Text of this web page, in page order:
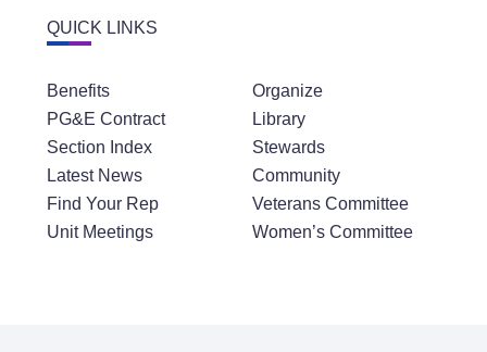
QUICK LINKS
Benefits
PG&E Contract
Section Index
Latest News
Find Your Rep
Unit Meetings
Organize
Library
Stewards
Community
Veterans Committee
Women’s Committee